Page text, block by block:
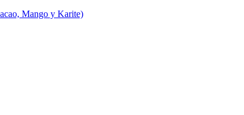
Mango y Karite)